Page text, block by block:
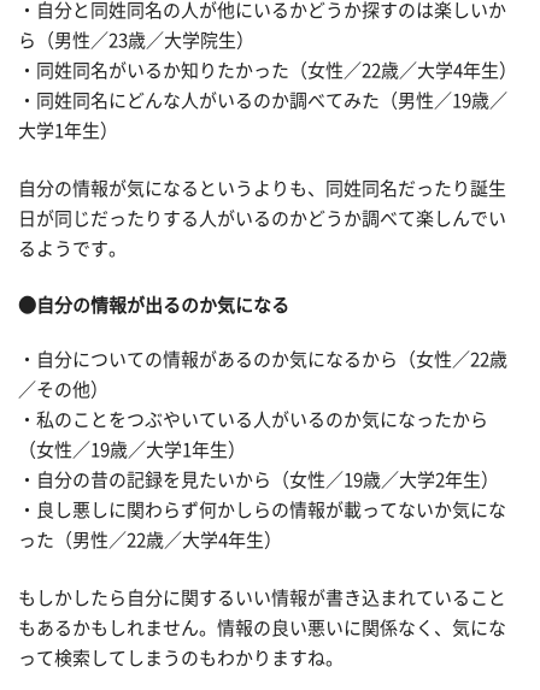
・自分と同姓同名の人が他にいるかどうか探すのは楽しいか
ら（男性／23歳／大学院生）
・同姓同名がいるか知りたかった（女性／22歳／大学4年生）
・同姓同名にどんな人がいるのか調べてみた（男性／19歳／
大学1年生）
自分の情報が気になるというよりも、同姓同名だったり誕生
日が同じだったりする人がいるのかどうか調べて楽しんでい
るようです。
●自分の情報が出るのか気になる
・自分についての情報があるのか気になるから（女性／22歳
／その他）
・私のことをつぶやいている人がいるのか気になったから
（女性／19歳／大学1年生）
・自分の昔の記録を見たいから（女性／19歳／大学2年生）
・良し悪しに関わらず何かしらの情報が載ってないか気にな
った（男性／22歳／大学4年生）
もしかしたら自分に関するいい情報が書き込まれていること
もあるかもしれません。情報の良い悪いに関係なく、気にな
って検索してしまうのもわかりますね。